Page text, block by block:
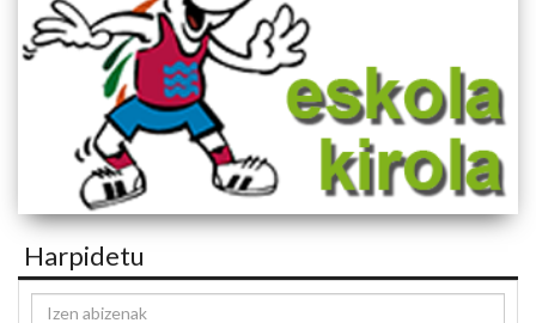
Harpidetu